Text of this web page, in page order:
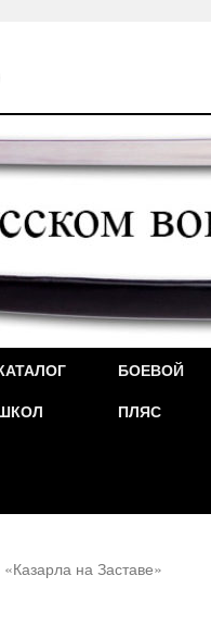
БОЕВОЙ
ПЛЯС
на Заставе»